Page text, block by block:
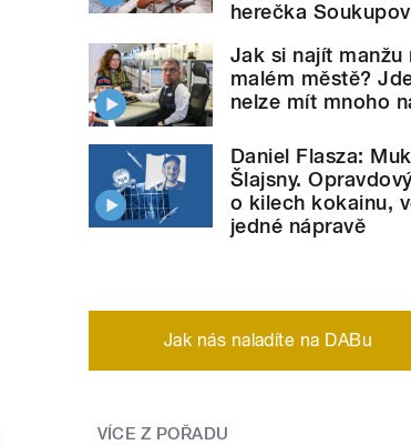
herečka
Jak si najít manžu
malém městě?
nelze mít mnoho
Daniel Flasza:
Šlajsny.
o kilech kokainu,
jedné nápravě
Jak nás naladíte na DABu
VÍCE Z POŘADU